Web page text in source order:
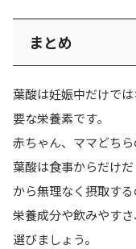
まとめ
葉酸は妊娠中だけで
要な栄養素です。
赤ちゃん、ママどちら
葉酸は食事からだけだ
から無理なく摂取す
栄養成分や飲みやす
選びましょう。